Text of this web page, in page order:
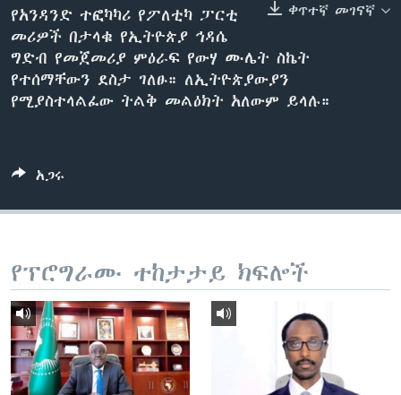
ቋንቋዎች
ቀጥተኛ መገናኛ
የአንዳንድ ተፎካካሪ የፖለቲካ ፓርቲ
መሪዎች በታላቁ የኢትዮጵያ ኅዳሴ
ግድብ የመጀመሪያ ምዕራፍ የውሃ ሙሌት ስኬት
የተሰማቸውን ደስታ ገለፁ። ለኢትዮጵያውያን
የሚያስተላልፈው ትልቅ መልዕክት አለውም ይላሉ።
አጋሩ
የፕሮግራሙ ተከታታይ ክፍሎች